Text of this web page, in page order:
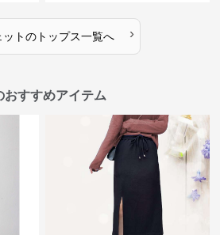
ットのトップス一覧へ ›
おすすめアイテム